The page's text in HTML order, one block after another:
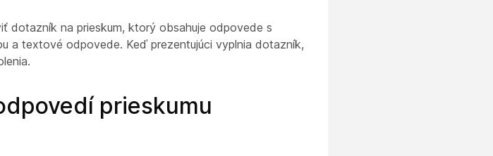
dotazník na prieskum, ktorý obsahuje odpovede s
a textové odpovede. Keď prezentujúci vyplnia dotazník,
prieskumu